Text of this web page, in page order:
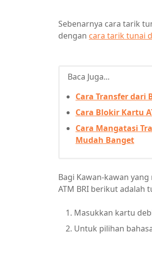
Sebenarnya cara tarik
dengan cara tarik tunai
Baca Juga...
Cara Transfer dari
Cara Blokir Kartu
Cara Mangatasi
Mudah Banget
Bagi Kawan-kawan
ATM BRI berikut adalah
Masukkan kartu
Untuk pilihan